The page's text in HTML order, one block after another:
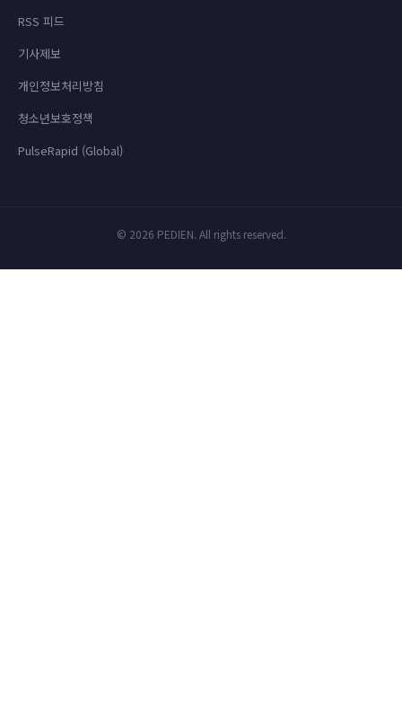
RSS 피드
기사제보
개인정보처리방침
청소년보호정책
PulseRapid (Global)
© 2026 PEDIEN. All rights reserved.